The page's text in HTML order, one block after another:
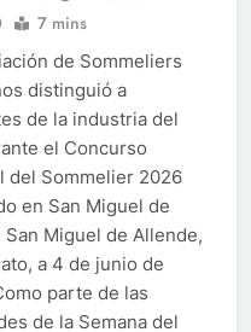
7 mins
de Sommeliers
distinguió a
de la industria del
el Concurso
del Sommelier 2026
en San Miguel de
San Miguel de Allende,
a 4 de junio de
parte de las
de la Semana del